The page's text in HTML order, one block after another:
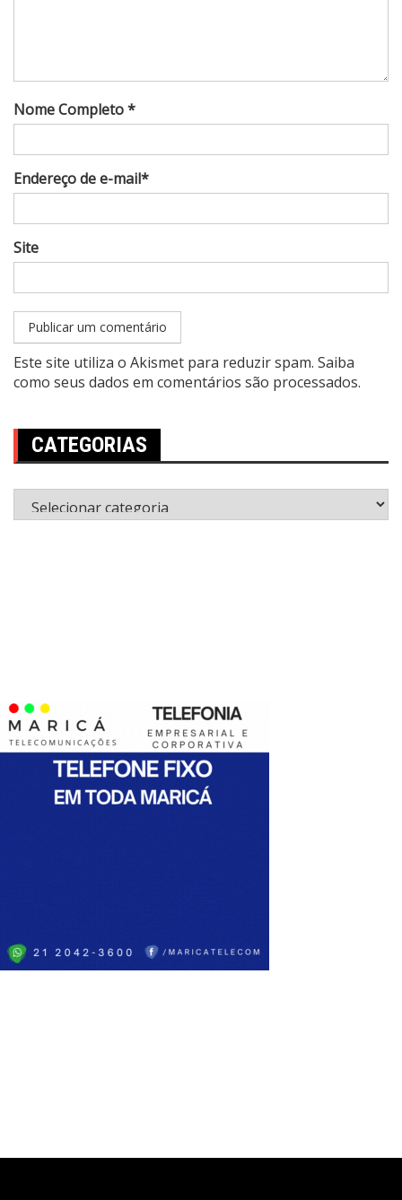
Nome Completo *
Endereço de e-mail*
Site
Este site utiliza o Akismet para reduzir spam. Saiba
como seus dados em comentários são processados.
CATEGORIAS
Categorias